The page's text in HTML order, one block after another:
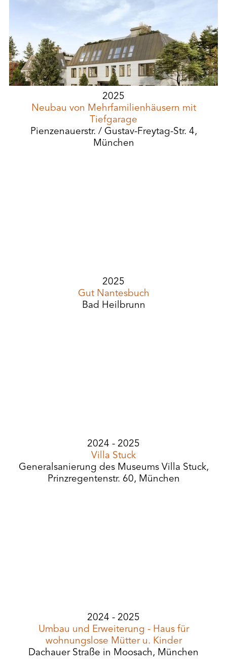
2025
Neubau von Mehrfamilienhäusern mit
Tiefgarage
Pienzenauerstr. / Gustav-Freytag-Str. 4,
München
2025
Gut Nantesbuch
Bad Heilbrunn
2024 - 2025
Villa Stuck
Generalsanierung des Museums Villa Stuck,
Prinzregentenstr. 60, München
2024 - 2025
Umbau und Erweiterung - Haus für
wohnungslose Mütter u. Kinder
Dachauer Straße in Moosach, München